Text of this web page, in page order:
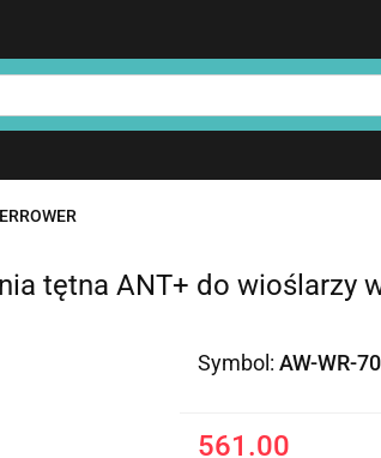
Strefa klienta
Strefa treningowa NOHRD
tętna ANT+ do wioślarzy
Symbol: AW-WR-
561.00